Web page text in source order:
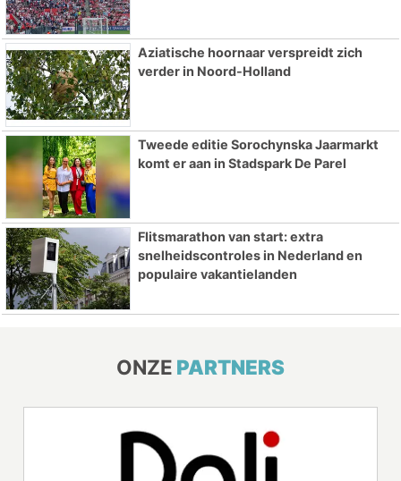
Aziatische hoornaar verspreidt zich
verder in Noord-Holland
Tweede editie Sorochynska Jaarmarkt
komt er aan in Stadspark De Parel
Flitsmarathon van start: extra
snelheidscontroles in Nederland en
populaire vakantielanden
ONZE PARTNERS